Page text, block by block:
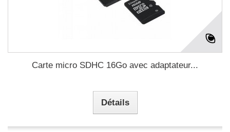
Carte micro SDHC 16Go avec adaptateur...
Détails